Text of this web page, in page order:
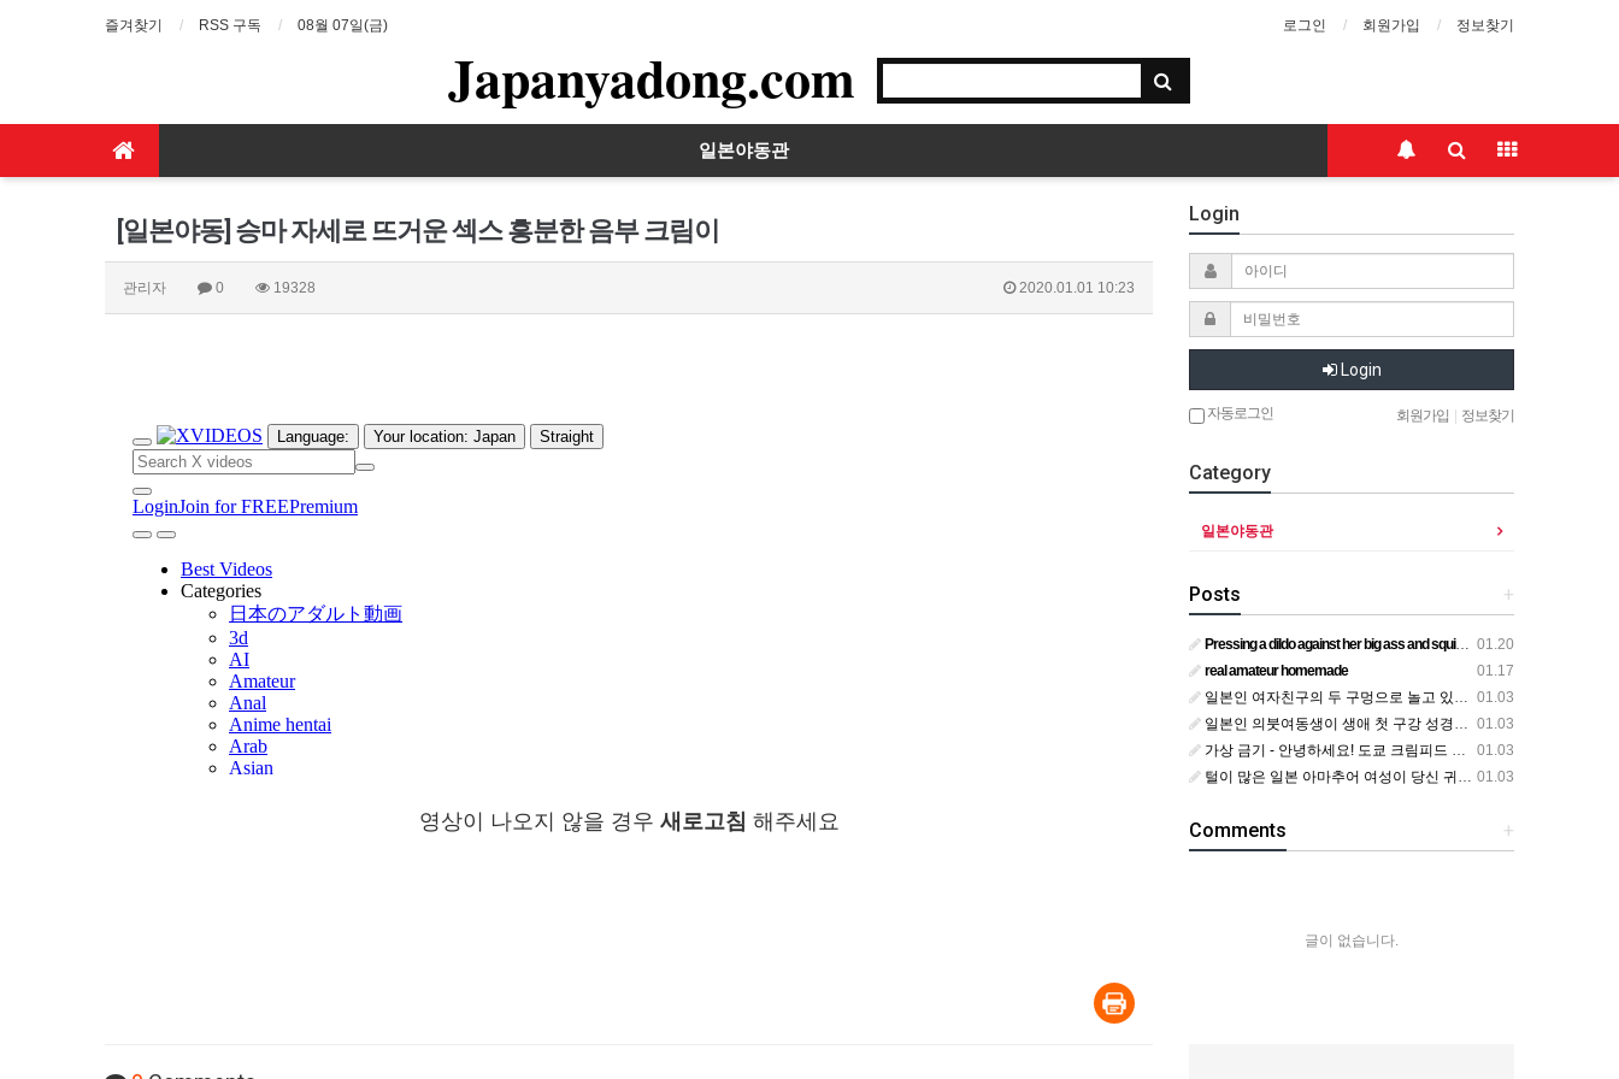
즐겨찾기 RSS 구독 08월 07일(금) 로그인 회원가입 정보찾기
Japanyadong.com
일본야동관
[일본야동] 승마 자세로 뜨거운 섹스 흥분한 음부 크림이
관리자 0 19328 2020.01.01 10:23
영상이 나오지 않을 경우 새로고침 해주세요
Login
Login
자동로그인 회원가입 정보찾기
Category
일본야동관
+
Posts
01.20
Pressing a dildo against her big ass and squirting from below
01.17
real amateur homemade
01.03
일본인 여자친구의 두 구멍으로 놀고 있어요
01.03
일본인 의붓여동생이 생애 첫 구강 성경험을 공개하다
01.03
가상 금기 - 안녕하세요! 도쿄 크림피드 시엘에서
01.03
털이 많은 일본 아마추어 여성이 당신 귀에 대고 신음하며 자위합니다. 그녀가 오르가즘에 도달하는 모습을 보세요?
+
Comments
글이 없습니다.